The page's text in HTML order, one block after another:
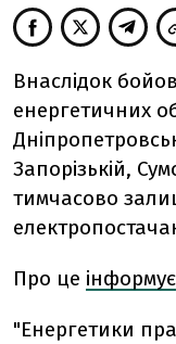
Внаслідок
енергетичних
Запорізькій,
тимчасово
Про це інформує
"Енергетики